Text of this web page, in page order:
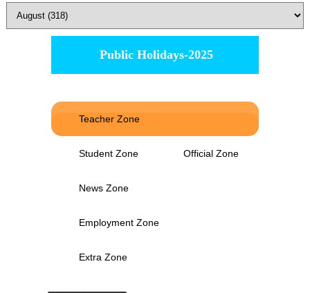
Public Holidays-2025
Teacher Zone
Student Zone Official Zone
News Zone
Employment Zone
Extra Zone